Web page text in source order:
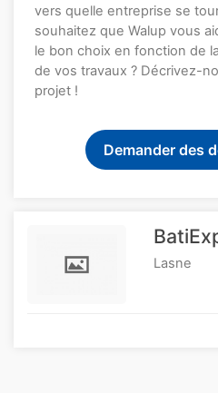
vers quelle entreprise se
souhaitez que Walup vous
le bon choix en fonction de
de vos travaux ? Décrivez-
projet !
Demander des
Lasne